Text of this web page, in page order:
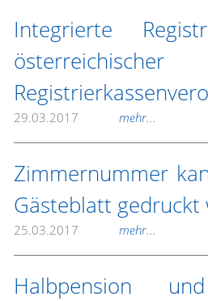
Integrierte
österreichischer
29.03.2017 mehr...
Zimmernummer
Gästeblatt gedruckt
25.03.2017 mehr...
Halbpension